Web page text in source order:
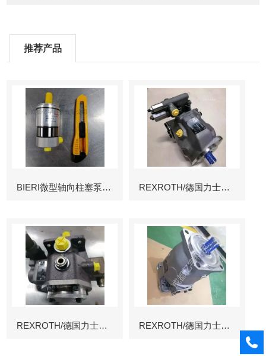
推荐产品
BIERI微型轴向柱塞泵AKP REXROTH/德国力士乐叶片泵
REXROTH/德国力士乐叶片泵 REXROTH/德国力士乐变量柱塞泵冶金